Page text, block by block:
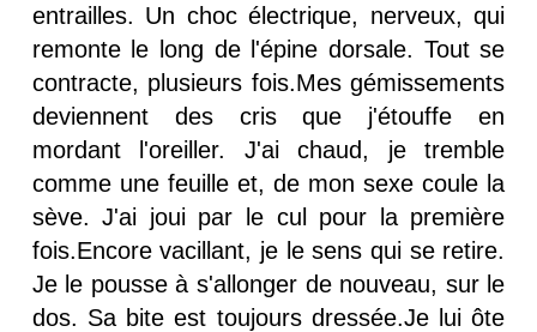
entrailles. Un choc électrique, nerveux, qui
remonte le long de l'épine dorsale. Tout se
contracte, plusieurs fois.Mes gémissements
deviennent des cris que j'étouffe en
mordant l'oreiller. J'ai chaud, je tremble
comme une feuille et, de mon sexe coule la
sève. J'ai joui par le cul pour la première
fois.Encore vacillant, je le sens qui se retire.
Je le pousse à s'allonger de nouveau, sur le
dos. Sa bite est toujours dressée.Je lui ôte